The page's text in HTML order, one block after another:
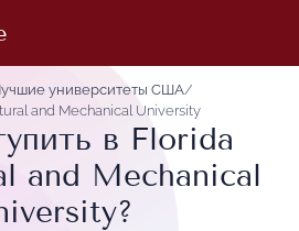
университеты США/
and Mechanical University
в Florida
and Mechanical